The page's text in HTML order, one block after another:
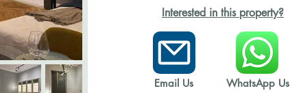
Interested in this property?
Email Us WhatsApp Us